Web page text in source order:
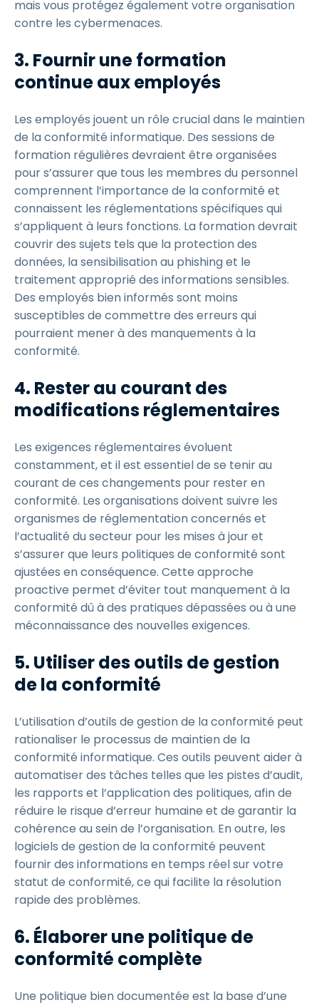
mais vous protégez également votre organisation
contre les cybermenaces.
3. Fournir une formation
continue aux employés
Les employés jouent un rôle crucial dans le maintien
de la conformité informatique. Des sessions de
formation régulières devraient être organisées
pour s’assurer que tous les membres du personnel
comprennent l’importance de la conformité et
connaissent les réglementations spécifiques qui
s’appliquent à leurs fonctions. La formation devrait
couvrir des sujets tels que la protection des
données, la sensibilisation au phishing et le
traitement approprié des informations sensibles.
Des employés bien informés sont moins
susceptibles de commettre des erreurs qui
pourraient mener à des manquements à la
conformité.
4. Rester au courant des
modifications réglementaires
Les exigences réglementaires évoluent
constamment, et il est essentiel de se tenir au
courant de ces changements pour rester en
conformité. Les organisations doivent suivre les
organismes de réglementation concernés et
l’actualité du secteur pour les mises à jour et
s’assurer que leurs politiques de conformité sont
ajustées en conséquence. Cette approche
proactive permet d’éviter tout manquement à la
conformité dû à des pratiques dépassées ou à une
méconnaissance des nouvelles exigences.
5. Utiliser des outils de gestion
de la conformité
L’utilisation d’outils de gestion de la conformité peut
rationaliser le processus de maintien de la
conformité informatique. Ces outils peuvent aider à
automatiser des tâches telles que les pistes d’audit,
les rapports et l’application des politiques, afin de
réduire le risque d’erreur humaine et de garantir la
cohérence au sein de l’organisation. En outre, les
logiciels de gestion de la conformité peuvent
fournir des informations en temps réel sur votre
statut de conformité, ce qui facilite la résolution
rapide des problèmes.
6. Élaborer une politique de
conformité complète
Une politique bien documentée est la base d’une